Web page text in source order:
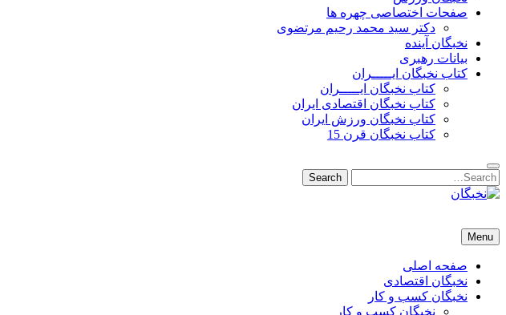
صفحات اختصاصی چهره ها
دکتر سید محمد رحیم مرتضوی
نخبگان آینده
بیانات رهبری
کتاب نخبگان ایـــــران
کتاب نخبگان ایـــــران
کتاب نخبگان اقتصادی ایران
کتاب نخبگان ورزش ایران
کتاب نخبگان قرن 15
Search
for:
Search
نخبگان تایمز/ کتاب نخبگان + پورتال رسمی کتاب نخبگان ایران – کتاب نخبگان اقتصادی ایران – کتاب نخبگان قرن 15 – کتاب نخبگان ورزش ایران – کتاب نخبگان کسب و کار
Menu
صفحه اصلی
نخبگان اقتصادی
نخبگان کسب و کار
نخبگان کسب و کار